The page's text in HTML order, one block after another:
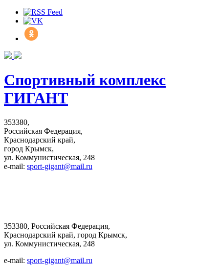
Спортивный комплекс
ГИГАНТ
353380,
Российская Федерация,
Краснодарский край,
город Крымск,
ул. Коммунистическая, 248
e-mail: sport-gigant@mail.ru
353380, Российская Федерация,
Краснодарский край, город Крымск,
ул. Коммунистическая, 248
e-mail: sport-gigant@mail.ru